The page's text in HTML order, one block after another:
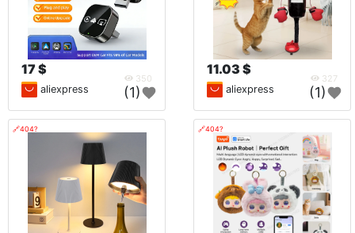
17 $
350
aliexpress (1)
11.03 $
327
aliexpress (1)
🔗404? 🔗404?